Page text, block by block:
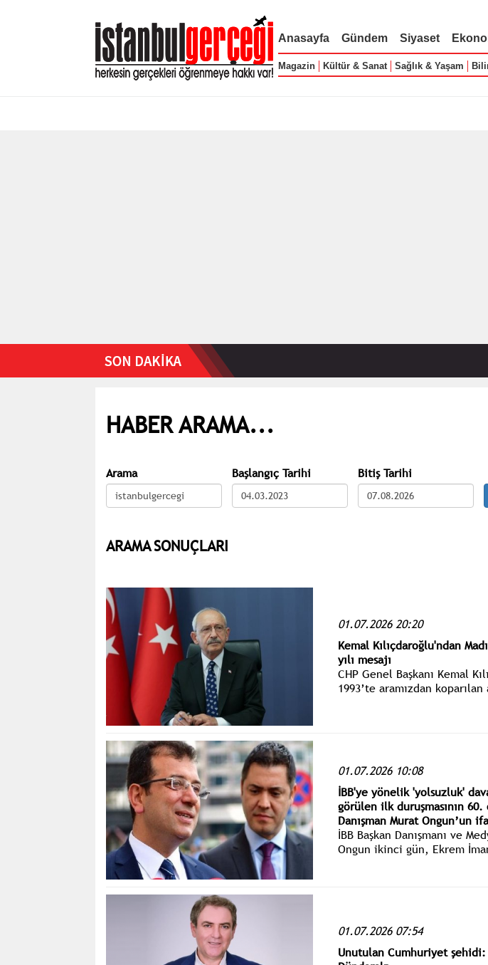
Anasayfa Gündem Siyaset
Magazin Kültür & Sanat Sağlık & Yaşam
HABER ARAMA...
Arama Başlangıç Tarihi Bitiş Tarihi
ARAMA SONUÇLARI
01.07.2026 20:20
Kemal Kılıçdaroğlu'ndan
yılı mesajı
CHP Genel Başkanı Kemal
1993’te aramızdan koparılan
01.07.2026 10:08
İBB'ye yönelik 'yolsuzluk'
görülen ilk duruşmasının
Danışman Murat Ongun’un
İBB Başkan Danışmanı ve
Ongun ikinci gün, Ekrem
01.07.2026 07:54
Unutulan Cumhuriyet